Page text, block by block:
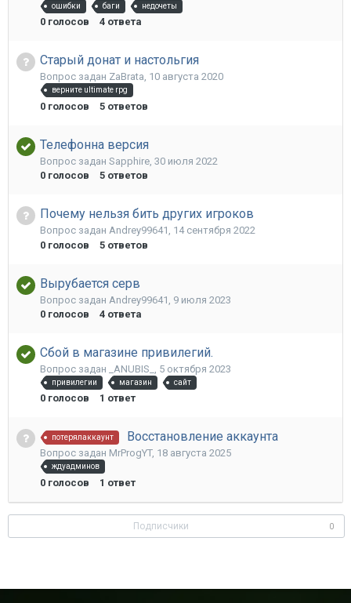
ошибки баги недочеты
0 голосов 4 ответа
Старый донат и настольгия
Вопрос задан ZaBrata, 10 августа 2020
верните ultimate rpg
0 голосов 5 ответов
Телефонна версия
Вопрос задан Sapphire 30 июля 2022
0 голосов 5 ответов
Почему нельзя бить других игроков
Вопрос задан Andrey99641 , 14 сентября 2022
0 голосов 5 ответов
Вырубается серв
Вопрос задан Andrey99641 9 июля 2023
0 голосов 4 ответа
Сбой в магазине привилегий.
Вопрос задан _ANUBIS_ , 5 октября 2023
привилегии магазин сайт
0 голосов 1 ответ
потерялаккаунт Восстановление аккаунта
Вопрос задан MrProgYT, 18 августа 2025
ждуадминов
0 голосов 1 ответ
Подписчики 0